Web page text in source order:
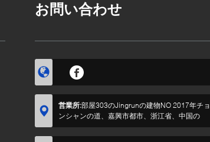
お問い合わせ
営業所:部屋303のJingrunの建物NO 2017年チョ
ンシャンの道、嘉興市都市、浙江省、中国の